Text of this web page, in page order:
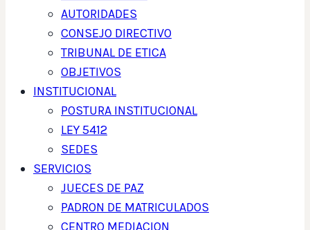
AUTORIDADES
CONSEJO DIRECTIVO
TRIBUNAL DE ETICA
OBJETIVOS
INSTITUCIONAL
POSTURA INSTITUCIONAL
LEY 5412
SEDES
SERVICIOS
JUECES DE PAZ
PADRON DE MATRICULADOS
CENTRO MEDIACION